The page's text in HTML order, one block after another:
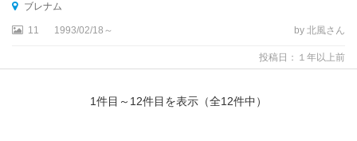
国
立
ブレナム
11 1993/02/18～ by 北風さん
投稿日：１年以上前
1件目～ 12件目を表示（全12件中）